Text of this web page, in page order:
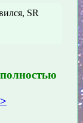
SR